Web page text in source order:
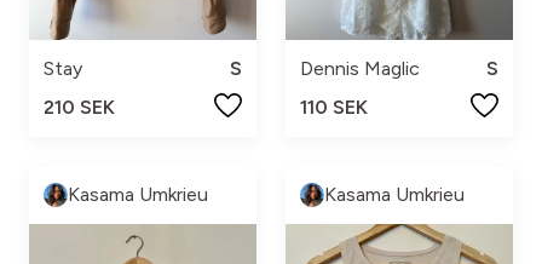
Stay
S
210 SEK
Dennis Maglic
S
110 SEK
Kasama Umkrieu Kasama Umkrieu